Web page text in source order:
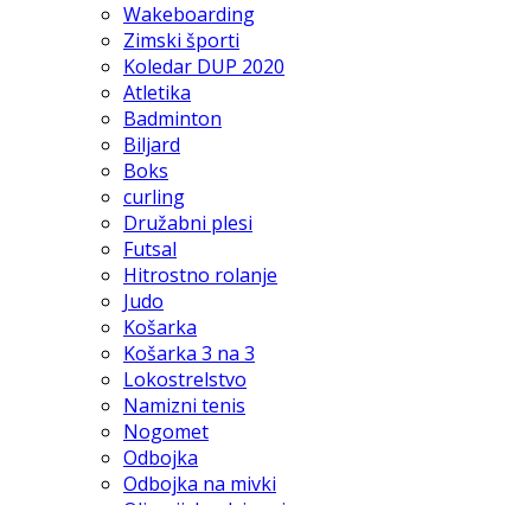
Wakeboarding
Zimski športi
Koledar DUP 2020
Atletika
Badminton
Biljard
Boks
curling
Družabni plesi
Futsal
Hitrostno rolanje
Judo
Košarka
Košarka 3 na 3
Lokostrelstvo
Namizni tenis
Nogomet
Odbojka
Odbojka na mivki